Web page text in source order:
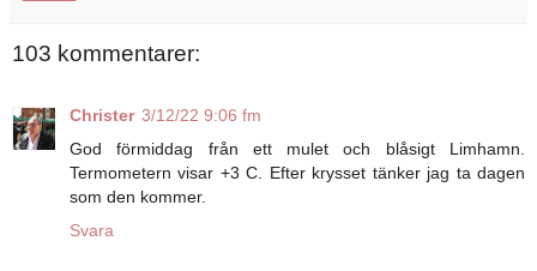
103 kommentarer:
Christer 3/12/22 9:06 fm
God förmiddag från ett mulet och blåsigt Limhamn.
Termometern visar +3 C. Efter krysset tänker jag ta dagen
som den kommer.
Svara